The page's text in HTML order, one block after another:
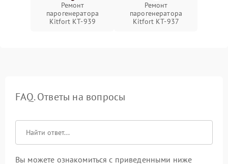
Ремонт
парогенератора
Kitfort КТ-939
Ремонт
парогенератора
Kitfort КТ-937
FAQ. Ответы на вопросы
Вы можете ознакомиться с приведенными ниже